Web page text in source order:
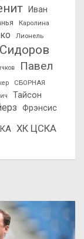
Иван
Каролина
Лионель
Павел
СБОРНАЯ
Тайсон
Фрэнсис
ХК ЦСКА